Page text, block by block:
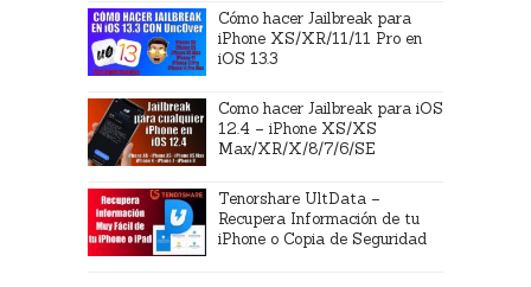
Cómo hacer Jailbreak para
iPhone XS/XR/11/11 Pro en
iOS 13.3
Como hacer Jailbreak para iOS
12.4 – iPhone XS/XS
Max/XR/X/8/7/6/SE
Tenorshare UltData –
Recupera Información de tu
iPhone o Copia de Seguridad